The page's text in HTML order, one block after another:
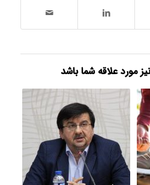
مورد علاقه شما باشد